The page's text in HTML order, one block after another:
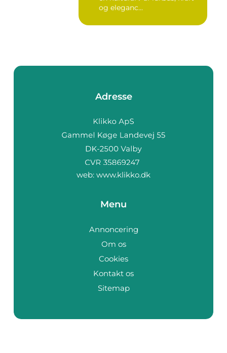
og eleganc...
Adresse
web: www.klikko.dk
Menu
Annoncering
Om os
Cookies
Kontakt os
Sitemap